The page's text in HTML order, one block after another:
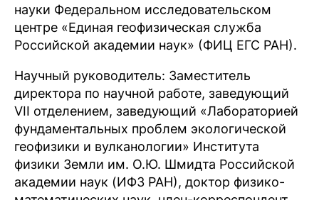
науки Федеральном исследовательском
центре «Единая геофизическая служба
Российской академии наук» (ФИЦ ЕГС РАН).
Научный руководитель: Заместитель
директора по научной работе, заведующий
VII отделением, заведующий «Лабораторией
фундаментальных проблем экологической
геофизики и вулканологии» Института
физики Земли им. О.Ю. Шмидта Российской
академии наук (ИФЗ РАН), доктор физико-